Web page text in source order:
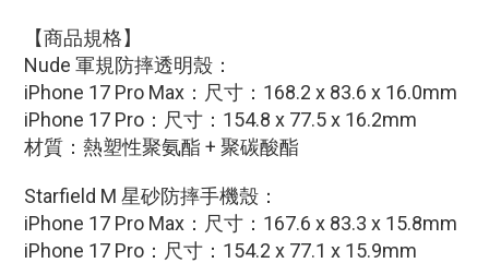
【商品規格】
Nude 軍規防摔透明殼：
iPhone 17 Pro Max：尺寸：168.2 x 83.6 x 16.0mm
iPhone 17 Pro：尺寸：154.8 x 77.5 x 16.2mm
材質：熱塑性聚氨酯 + 聚碳酸酯
Starfield M 星砂防摔手機殼 ：
iPhone 17 Pro Max：尺寸：167.6 x 83.3 x 15.8mm
iPhone 17 Pro：尺寸：154.2 x 77.1 x 15.9mm